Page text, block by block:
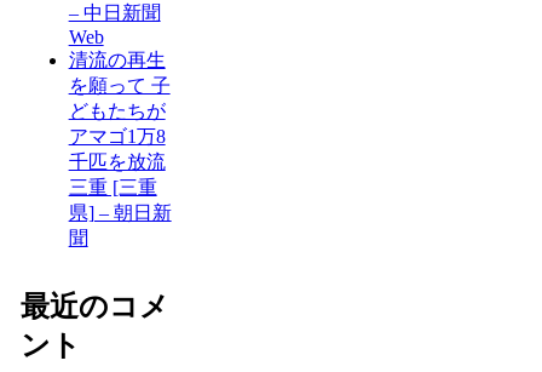
– 中日新聞
Web
清流の再生
を願って 子
どもたちが
アマゴ1万8
千匹を放流
三重 [三重
県] – 朝日新
聞
最近のコメ
ント